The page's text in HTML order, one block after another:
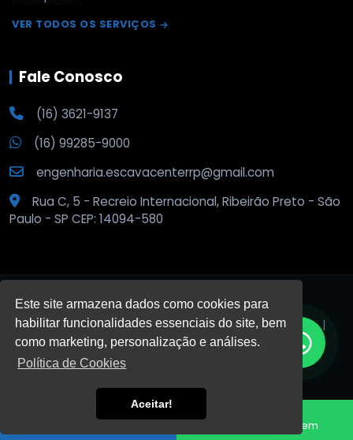
Este site armazena dados como cookies para
habilitar funcionalidades essenciais do site, bem
como marketing, personalização e análises.
Política de Cookies
Aceitar!
VER TODOS OS SERVIÇOS
Fale Conosco
(16) 3621-9137
(16) 99285-9000
engenharia.escavacenterrp@gmail.com
Rua C, 5 - Recreio Internacional, Ribeirão Preto - São
Paulo - SP CEP: 14094-580
© 2026Escava Center .Todos os direitos reservados. |
Privacidade
HTML5 VALID CSS3 Enviar Mensagem